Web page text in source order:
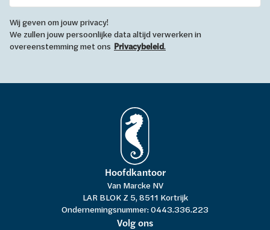
Wij geven om jouw privacy!
We zullen jouw persoonlijke data altijd verwerken in
overeenstemming met ons Privacybeleid.
Hoofdkantoor
Van Marcke NV
LAR BLOK Z 5, 8511 Kortrijk
Ondernemingsnummer: 0443.336.223
Volg ons